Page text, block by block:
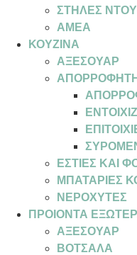
ΣΤΗΛΕΣ
ΑΜΕΑ
ΚΟΥΖΙΝΑ
ΑΞΕΣΟΥΑΡ
ΕΣΤΙΕΣ ΚΑΙ
ΜΠΑΤΑΡΙΕΣ
ΝΕΡΟΧΥΤΕΣ
ΠΡΟΙΟΝΤΑ
ΑΞΕΣΟΥΑΡ
ΒΟΤΣΑΛΑ